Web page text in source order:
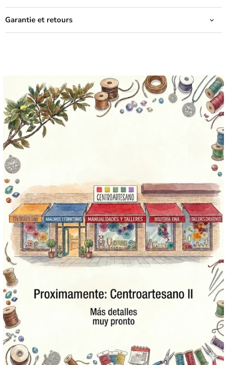
Garantie et retours